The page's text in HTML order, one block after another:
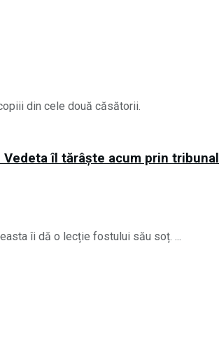
din cele două căsătorii.
îl tărâște acum prin tribunal
îi dă o lecție fostului său soț. ...